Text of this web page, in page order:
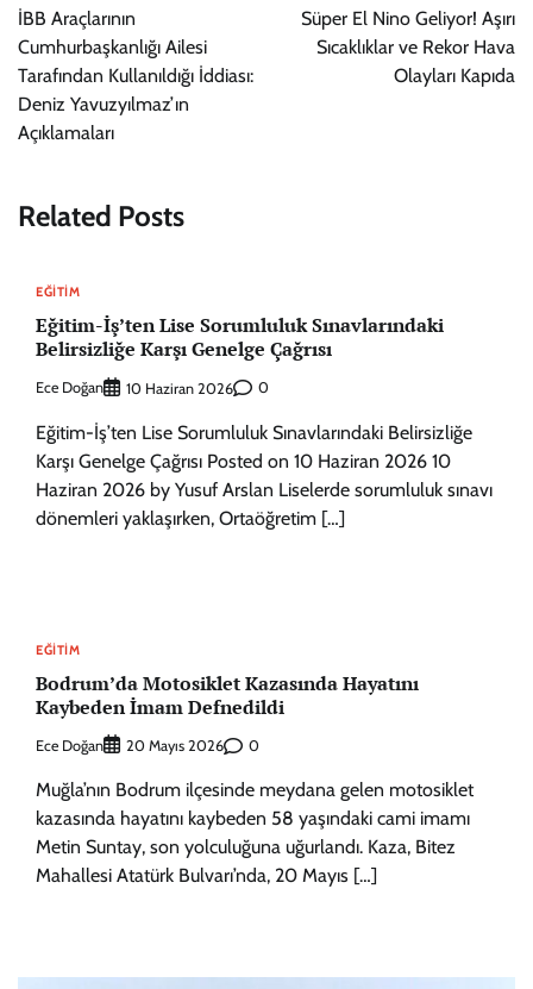
gezinmesi
İBB Araçlarının
Cumhurbaşkanlığı Ailesi
Tarafından Kullanıldığı İddiası:
Deniz Yavuzyılmaz’ın
Açıklamaları
Süper El Nino Geliyor! Aşırı
Sıcaklıklar ve Rekor Hava
Olayları Kapıda
Related Posts
EĞITIM
Eğitim-İş’ten Lise Sorumluluk Sınavlarındaki
Belirsizliğe Karşı Genelge Çağrısı
Ece Doğan 10 Haziran 2026 0
Eğitim-İş’ten Lise Sorumluluk Sınavlarındaki Belirsizliğe
Karşı Genelge Çağrısı Posted on 10 Haziran 2026 10
Haziran 2026 by Yusuf Arslan Liselerde sorumluluk sınavı
dönemleri yaklaşırken, Ortaöğretim […]
EĞITIM
Bodrum’da Motosiklet Kazasında Hayatını
Kaybeden İmam Defnedildi
Ece Doğan 20 Mayıs 2026 0
Muğla’nın Bodrum ilçesinde meydana gelen motosiklet
kazasında hayatını kaybeden 58 yaşındaki cami imamı
Metin Suntay, son yolculuğuna uğurlandı. Kaza, Bitez
Mahallesi Atatürk Bulvarı’nda, 20 Mayıs […]